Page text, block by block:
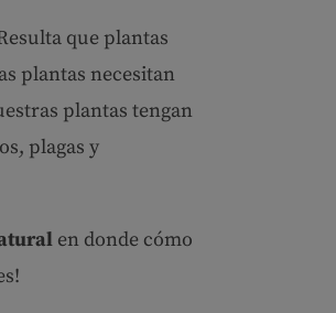
que plantas
plantas necesitan
plantas tengan
plagas y
en donde cómo